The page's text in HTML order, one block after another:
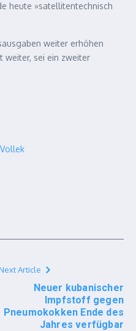
heute »satellitentechnisch
weiter erhöhen
weiter, sei ein zweiter
Next Article
Neuer kubanischer
Impfstoff gegen
Pneumokokken Ende des
Jahres verfügbar